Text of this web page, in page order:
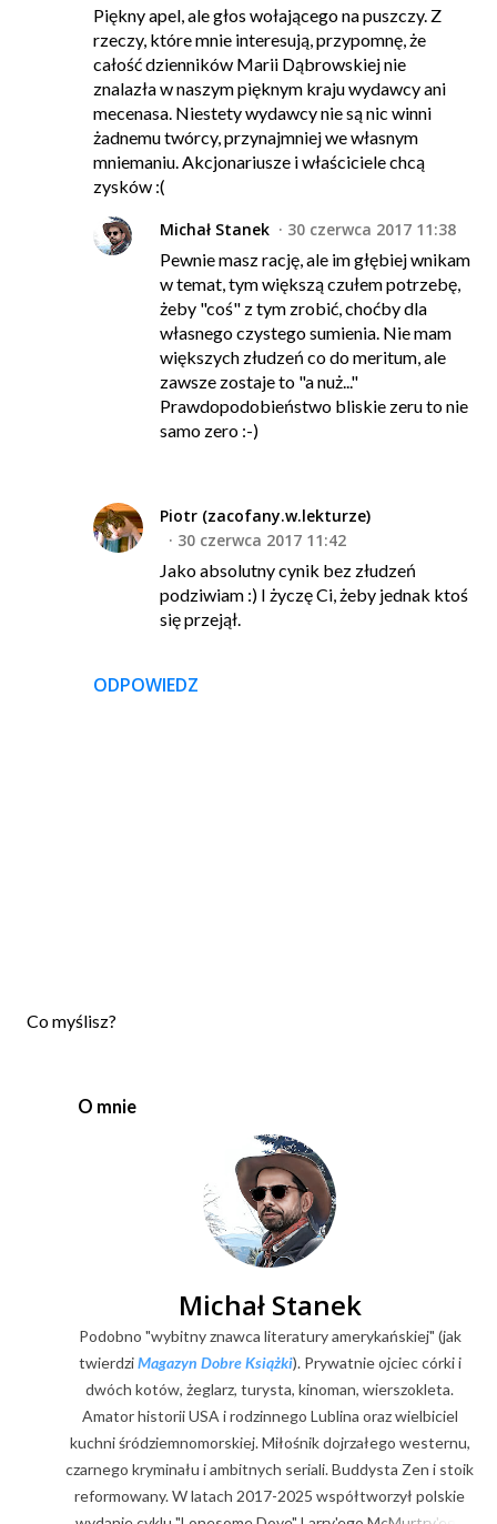
Piękny apel, ale głos wołającego na puszczy. Z
rzeczy, które mnie interesują, przypomnę, że
całość dzienników Marii Dąbrowskiej nie
znalazła w naszym pięknym kraju wydawcy ani
mecenasa. Niestety wydawcy nie są nic winni
żadnemu twórcy, przynajmniej we własnym
mniemaniu. Akcjonariusze i właściciele chcą
zysków :(
ODPOWIEDZ
Michał Stanek
30 czerwca 2017 11:38
Pewnie masz rację, ale im głębiej wnikam
w temat, tym większą czułem potrzebę,
żeby "coś" z tym zrobić, choćby dla
własnego czystego sumienia. Nie mam
większych złudzeń co do meritum, ale
zawsze zostaje to "a nuż..."
Prawdopodobieństwo bliskie zeru to nie
samo zero :-)
Piotr (zacofany.w.lekturze)
30 czerwca 2017 11:42
Jako absolutny cynik bez złudzeń
podziwiam :) I życzę Ci, żeby jednak ktoś
się przejął.
P
Co myślisz?
O mnie
Michał Stanek
Podobno "wybitny znawca literatury amerykańskiej" (jak
twierdziMagazyn Dobre Książki). Prywatnie ojciec córki i
dwóch kotów, żeglarz, turysta, kinoman, wierszokleta.
Amator historii USA i rodzinnego Lublina oraz wielbiciel
kuchni śródziemnomorskiej. Miłośnik dojrzałego westernu,
czarnego kryminału i ambitnych seriali. Buddysta Zen i stoik
reformowany. W latach 2017-2025 współtworzył polskie